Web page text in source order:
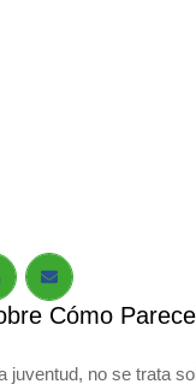
Cómo
juventud, no se trata